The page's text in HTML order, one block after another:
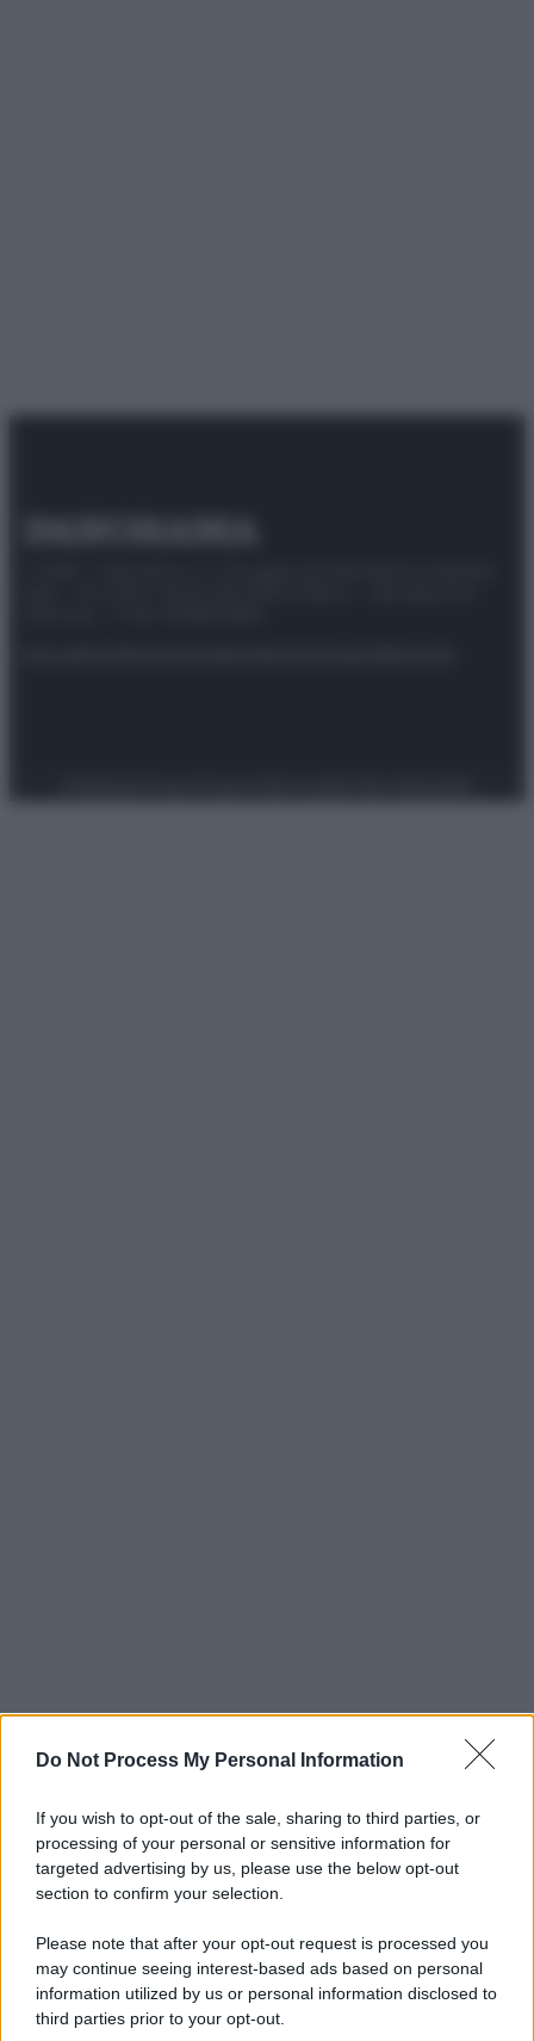
Do Not Process My Personal Information
If you wish to opt-out of the sale, sharing to third parties, or
processing of your personal or sensitive information for
targeted advertising by us, please use the below opt-out
section to confirm your selection.
Please note that after your opt-out request is processed you
may continue seeing interest-based ads based on personal
information utilized by us or personal information disclosed to
third parties prior to your opt-out.